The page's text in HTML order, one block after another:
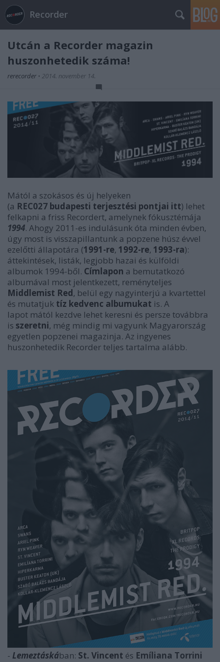
Recorder
Utcán a Recorder magazin
huszonhetedik száma!
rerecorder • 2014. november 14.
Mától a szokásos és új helyeken
(a REC027 budapesti terjesztési pontjai itt) lehet
felkapni a friss Recordert, amelynek fókusztémája
1994. Ahogy 2011-es indulásunk óta minden évben,
úgy most is visszapillantunk a popzene húsz évvel
ezelőtti állapotára (1991-re, 1992-re, 1993-ra):
áttekintések, listák, legjobb hazai és külföldi
albumok 1994-ből. Címlapon a bemutatkozó
albumával most jelentkezett, reményteljes
Middlemist Red, belül egy nagyinterjú a kvartettel
és mutatjuk tíz kedvenc albumukat is. A
lapot mától kezdve lehet keresni és persze továbbra
is szeretni, még mindig mi vagyunk Magyarország
egyetlen popzenei magazinja. Az ingyenes
huszonhetedik Recorder teljes tartalma alább.
- Lemeztáskában: St. Vincent és Emíliana Torrini